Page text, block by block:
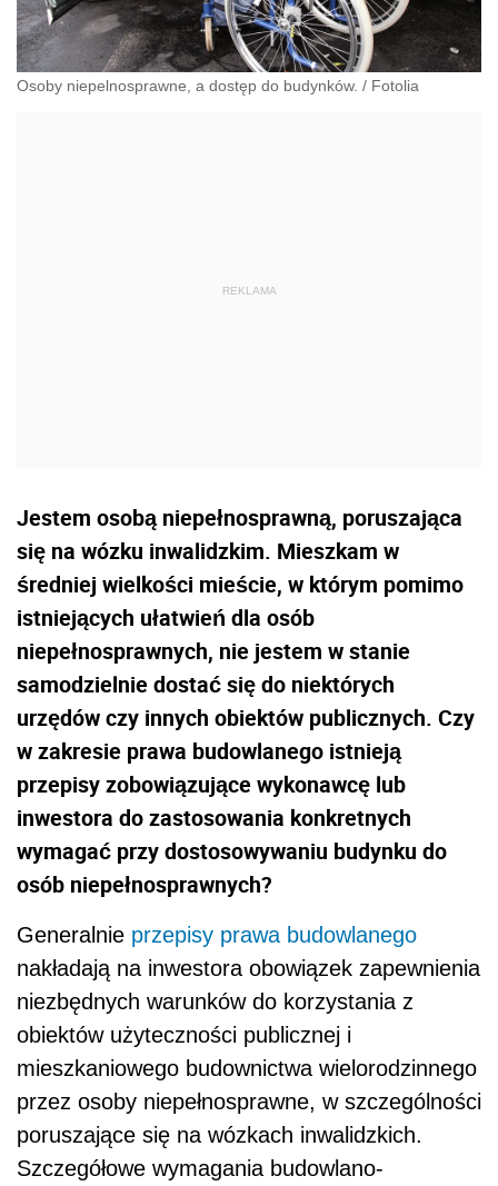
Osoby niepelnosprawne, a dostęp do budynków. / Fotolia
Jestem osobą niepełnosprawną, poruszająca
się na wózku inwalidzkim. Mieszkam w
średniej wielkości mieście, w którym pomimo
istniejących ułatwień dla osób
niepełnosprawnych, nie jestem w stanie
samodzielnie dostać się do niektórych
urzędów czy innych obiektów publicznych. Czy
w zakresie prawa budowlanego istnieją
przepisy zobowiązujące wykonawcę lub
inwestora do zastosowania konkretnych
wymagać przy dostosowywaniu budynku do
osób niepełnosprawnych?
Generalnie przepisy prawa budowlanego
nakładają na inwestora obowiązek zapewnienia
niezbędnych warunków do korzystania z
obiektów użyteczności publicznej i
mieszkaniowego budownictwa wielorodzinnego
przez osoby niepełnosprawne, w szczególności
poruszające się na wózkach inwalidzkich.
Szczegółowe wymagania budowlano-